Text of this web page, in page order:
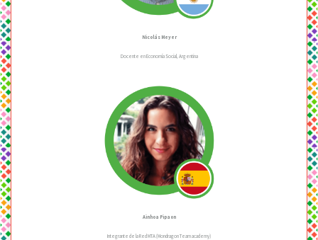
Nicolás Meyer
Docente en Economía Social, Argentina
Ainhoa Pipaon
Integrante de la Red MTA (Mondragon Team academy)